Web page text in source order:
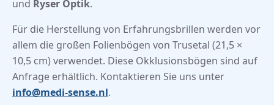
und Ryser Optik.
Für die Herstellung von Erfahrungsbrillen werden vor
allem die großen Folienbögen von Trusetal (21,5 ×
10,5 cm) verwendet. Diese Okklusionsbögen sind auf
Anfrage erhältlich. Kontaktieren Sie uns unter
info@medi-sense.nl.